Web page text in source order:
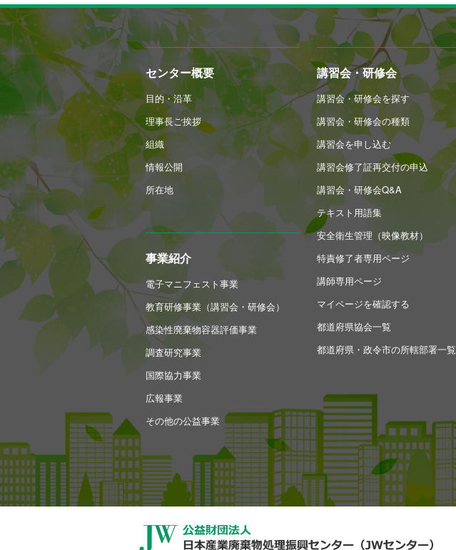
センター概要
目的・沿革
理事長ご挨拶
組織
情報公開
所在地
事業紹介
電子マニフェスト事業
教育研修事業（講習会・研修会）
感染性廃棄物容器評価事業
調査研究事業
国際協力事業
広報事業
その他の公益事業
講習会・研修会
講習会・研修会を探す
講習会・研修会の種類
講習会を申し込む
講習会修了証再交付の申込
講習会・研修会Q&A
テキスト用語集
安全衛生管理（映像教材）
特責修了者専用ページ
講師専用ページ
マイページを確認する
都道府県協会一覧
都道府県・政令市の所轄部署一覧